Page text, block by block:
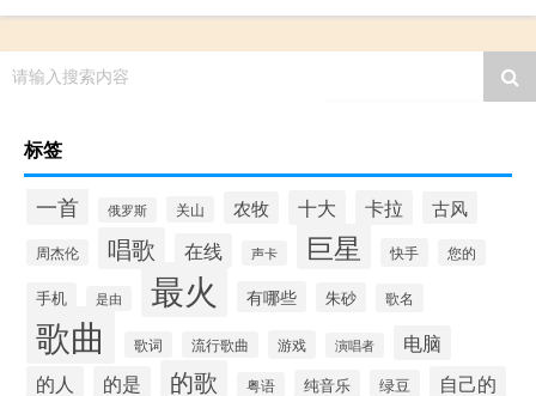
请输入搜索内容
标签
一首 俄罗斯 关山 农牧 十大 卡拉 古风
周杰伦 唱歌 在线 声卡 巨星 快手 您的
手机 是由 最火 有哪些 朱砂 歌名
歌曲 歌词 流行歌曲 游戏 演唱者 电脑
的人 的是 的歌 粤语 纯音乐 绿豆 自己的